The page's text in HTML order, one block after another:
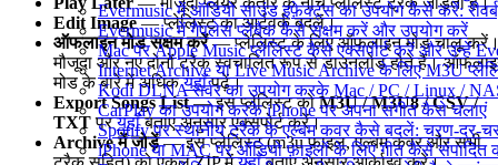
Evermusic में ऑडियो साउंड इफ़ेक्ट्स का उपयोग कैसे करें:
Evermusic में गैपलेस प्लेबैक कैसे सक्षम करें और उपयोग करें
Mac पर Apple Music प्लेलिस्ट कैसे एक्सपोर्ट करें और उन्हें
Internet Archive या Live Music Archive के लिए M3U
Kodi DLNA सर्वर का उपयोग करके Mac / PC / Linux /
CarPlay का उपयोग करके iPhone पर अपना संगीत कैसे चलाएं
Spotify पर स्थानीय ट्रैक के एल्बम कवर कैसे बदलें: चरण-दर-
iPhone या MAC पर ऑडियो फ़ाइलों के लिए गीत कैसे संपादित
Edit Image— प्लेलिस्ट का आर्टवर्क बदलें।
ऑफलाइन मोड सक्षम करें— प्लेलिस्ट के लिए ऑफलाइन मोड चालू
मौजूदा और नए दोनों ट्रैक स्वचालित रूप से डाउनलोड होते हैं।
मोड के बारे में अधिकयहाँपढ़ें।
Export Songs List— इस प्लेलिस्ट कोM3U / M3U8 / CSV /
TXTपरयहाँबताए अनुसार एक्सपोर्ट करें।
Archive में जोड़ें— इस प्लेलिस्ट (m3u फ़ाइल, एल्बम कवर और सभी